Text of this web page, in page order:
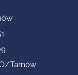
Tarnów